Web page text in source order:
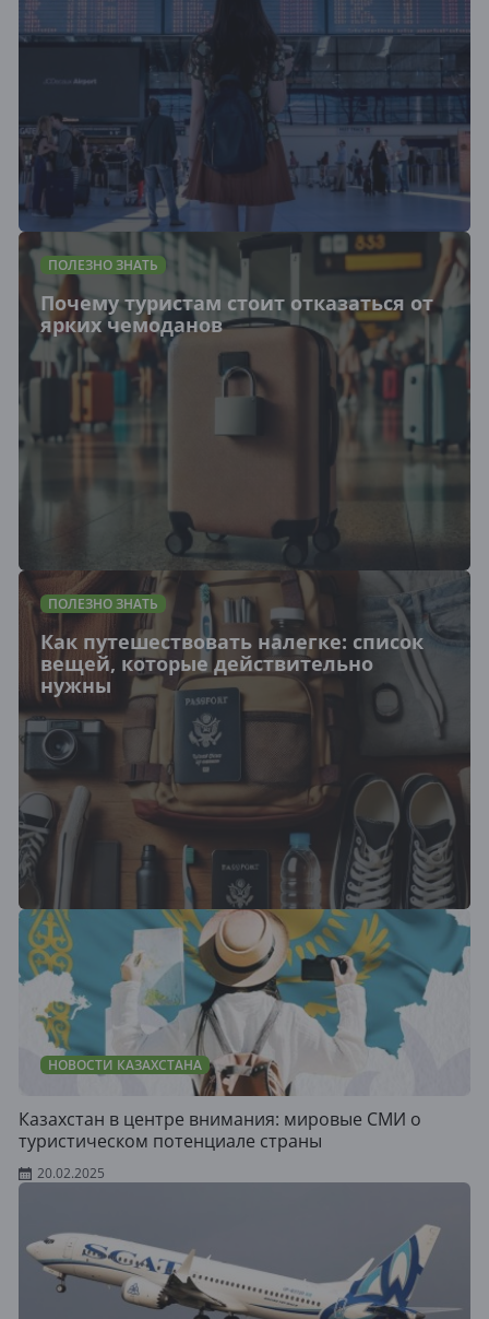
ПОЛЕЗНО ЗНАТЬ
Почему туристам стоит отказаться от
ярких чемоданов
ПОЛЕЗНО ЗНАТЬ
Как путешествовать налегке: список
вещей, которые действительно
нужны
НОВОСТИ КАЗАХСТАНА
Казахстан в центре внимания: мировые СМИ о
туристическом потенциале страны
20.02.2025